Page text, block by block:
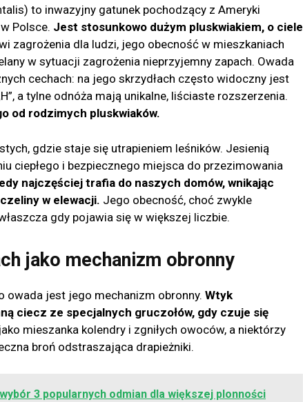
to inwazyjny gatunek pochodzący z Ameryki
Polsce. Jest stosunkowo dużym pluskwiakiem, o ciele
zagrożenia dla ludzi, jego obecność w mieszkaniach
w sytuacji zagrożenia nieprzyjemny zapach. Owada
cechach: na jego skrzydłach często widoczny jest
a tylne odnóża mają unikalne, liściaste rozszerzenia.
od rodzimych pluskwiaków.
gdzie staje się utrapieniem leśników. Jesienią
ciepłego i bezpiecznego miejsca do przezimowania
najczęściej trafia do naszych domów, wnikając
w elewacji. Jego obecność, choć zwykle
gdy pojawia się w większej liczbie.
jako mechanizm obronny
owada jest jego mechanizm obronny. Wtyk
ciecz ze specjalnych gruczołów, gdy czuje się
mieszanka kolendry i zgniłych owoców, a niektórzy
broń odstraszająca drapieżniki.
3 popularnych odmian dla większej plonności